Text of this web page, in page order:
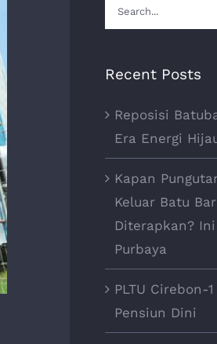
Search
for:
Recent Posts
Reposisi
Era Energi
Kapan
Keluar Batu
Diterapkan?
Purbaya
PLTU Cirebon-
Pensiun Dini